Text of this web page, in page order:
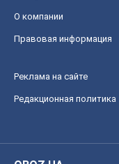
О компании
Правовая информация
Реклама на сайте
Редакционная политика